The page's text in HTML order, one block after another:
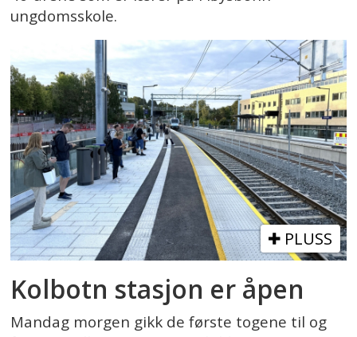
ungdomsskole.
PLUSS
Kolbotn stasjon er åpen
Mandag morgen gikk de første togene til og